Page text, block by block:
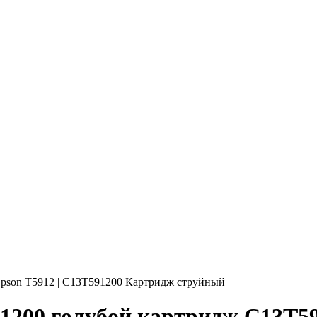
T5912 | C13T591200 Картридж струйный